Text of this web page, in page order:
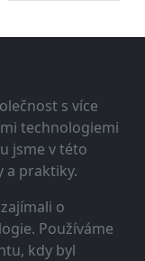
s více
technologiemi
jsme v této
a praktiky.
o
Používáme
kdy byl